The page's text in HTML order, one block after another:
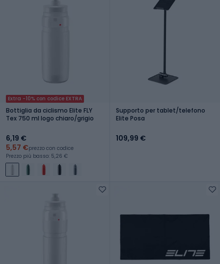
Extra -10% con codice EXTRA
Bottiglia da ciclismo Elite FLY
Tex 750 ml logo chiaro/grigio
6,19 €
5,57 €prezzo con codice
Prezzo più basso: 5,26 €
Supporto per tablet/telefono
Elite Posa
109,99 €